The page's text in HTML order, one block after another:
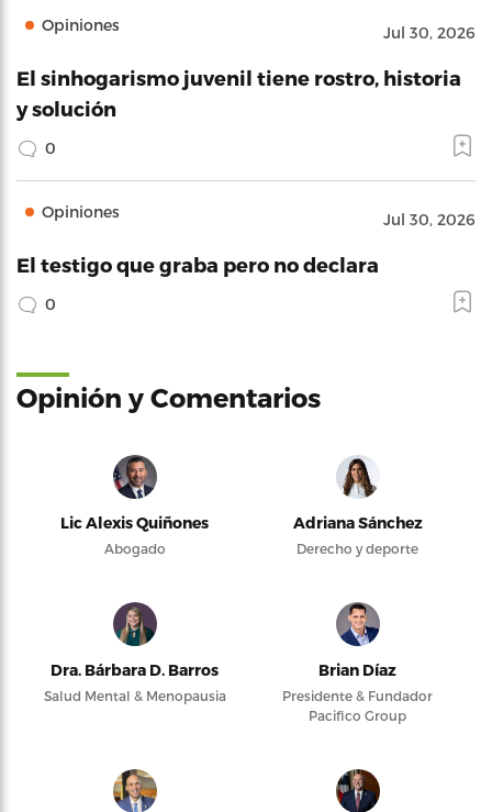
Opiniones Jul 30, 2026
El sinhogarismo juvenil tiene rostro, historia
y solución
0
Opiniones Jul 30, 2026
El testigo que graba pero no declara
0
Opinión y Comentarios
Lic Alexis Quiñones
Abogado
Adriana Sánchez
Derecho y deporte
Dra. Bárbara D. Barros
Salud Mental & Menopausia
Brian Díaz
Presidente & Fundador
Pacifico Group